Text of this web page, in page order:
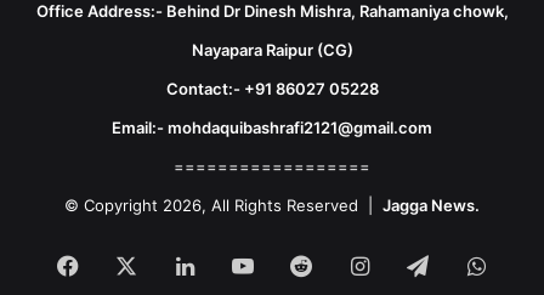
Office Address:- Behind Dr Dinesh Mishra, Rahamaniya chowk,
Nayapara Raipur (CG)
Contact:- +91 86027 05228
Email:- mohdaquibashrafi2121@gmail.com
==================
© Copyright 2026, All Rights Reserved | Jagga News.
Facebook LinkedInYouTubeRedditInstagram
Telegram